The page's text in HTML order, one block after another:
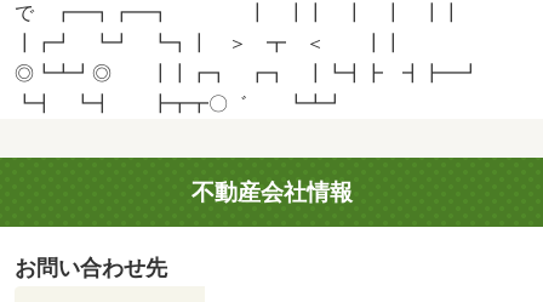
で ┏━┓┏━┓ ┃ ┃┃ ┃ ┃ ┃┃
┃┏┛ ┗┛ ┗┓┃ ＞ ┳ ＜ ┃┃
◎┗┻┛◎ ┃┃┏┓ ┏┓ ┃┗┫┣ ┫┣━┛
┗┫ ┗┫ ┣┳┳〇゛ ┗┻┛
不動産会社情報
お問い合わせ先